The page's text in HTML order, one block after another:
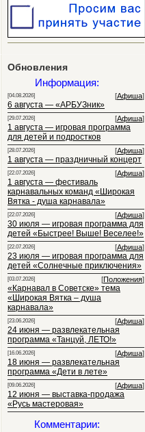
Обновления
Информация:
[04.08.2026] [Афиша]
6 августа — «АРБУЗник»
[29.07.2026] [Афиша]
1 августа — игровая программа
для детей и подростков
[28.07.2026] [Афиша]
1 августа — праздничный концерт
[22.07.2026] [Афиша]
1 августа — фестиваль
карнавальных команд «Широкая
Вятка - душа карнавала»
[22.07.2026] [Афиша]
30 июля — игровая программа для
детей «Быстрее! Выше! Веселее!»
[22.07.2026] [Афиша]
23 июля — игровая программа для
детей «Солнечные приключения»
[03.07.2026] [Положения]
«Карнавал в Советске» тема
«Широкая Вятка – душа
карнавала»
[23.06.2026] [Афиша]
24 июня — развлекательная
программа «Танцуй, ЛЕТО!»
[16.06.2026] [Афиша]
18 июня — развлекательная
программа «Дети в лете»
[09.06.2026] [Афиша]
12 июня — выставка-продажа
«Русь мастеровая»
Комментарии: